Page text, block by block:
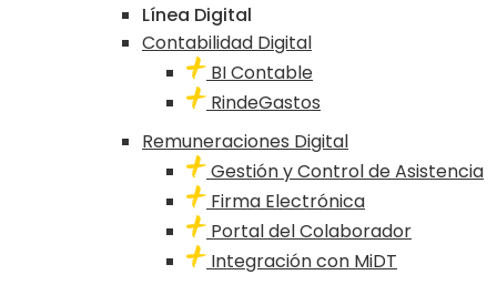
Línea Digital
Contabilidad Digital
BI Contable
RindeGastos
Remuneraciones Digital
Gestión y Control de Asistencia
Firma Electrónica
Portal del Colaborador
Integración con MiDT